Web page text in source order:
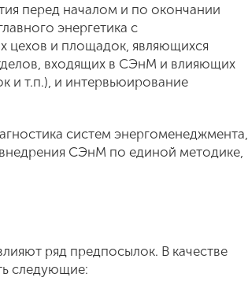
перед началом и по окончании
энергетика с
цехов и площадок, являющихся
входящих в СЭнМ и влияющих
и т.п.), и интервьюирование
систем энергоменеджмента,
внедрения СЭнМ по единой методике,
ряд предпосылок. В качестве
следующие: